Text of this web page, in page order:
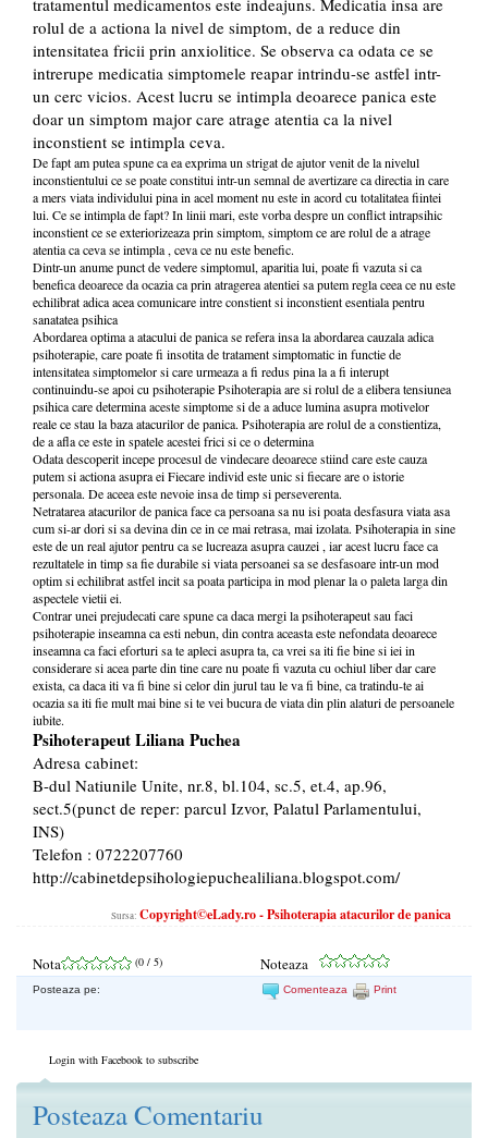
rolul de a actiona la nivel de simptom, de a reduce din
intensitatea fricii prin anxiolitice. Se observa ca odata ce se
intrerupe medicatia simptomele reapar intrindu-se astfel intr-
un cerc vicios. Acest lucru se intimpla deoarece panica este
doar un simptom major care atrage atentia ca la nivel
inconstient se intimpla ceva.
De fapt am putea spune ca ea exprima un strigat de ajutor venit de la nivelul
inconstientului ce se poate constitui intr-un semnal de avertizare ca directia in care
a mers viata individului pina in acel moment nu este in acord cu totalitatea fiintei
lui. Ce se intimpla de fapt? In linii mari, este vorba despre un conflict intrapsihic
inconstient ce se exteriorizeaza prin simptom, simptom ce are rolul de a atrage
atentia ca ceva se intimpla , ceva ce nu este benefic.
Dintr-un anume punct de vedere simptomul, aparitia lui, poate fi vazuta si ca
benefica deoarece da ocazia ca prin atragerea atentiei sa putem regla ceea ce nu este
echilibrat adica acea comunicare intre constient si inconstient esentiala pentru
sanatatea psihica
Abordarea optima a atacului de panica se refera insa la abordarea cauzala adica
psihoterapie, care poate fi insotita de tratament simptomatic in functie de
intensitatea simptomelor si care urmeaza a fi redus pina la a fi interupt
continuindu-se apoi cu psihoterapie Psihoterapia are si rolul de a elibera tensiunea
psihica care determina aceste simptome si de a aduce lumina asupra motivelor
reale ce stau la baza atacurilor de panica. Psihoterapia are rolul de a constientiza,
de a afla ce este in spatele acestei frici si ce o determina
Odata descoperit incepe procesul de vindecare deoarece stiind care este cauza
putem si actiona asupra ei Fiecare individ este unic si fiecare are o istorie
personala. De aceea este nevoie insa de timp si perseverenta.
Netratarea atacurilor de panica face ca persoana sa nu isi poata desfasura viata asa
cum si-ar dori si sa devina din ce in ce mai retrasa, mai izolata. Psihoterapia in sine
este de un real ajutor pentru ca se lucreaza asupra cauzei , iar acest lucru face ca
rezultatele in timp sa fie durabile si viata persoanei sa se desfasoare intr-un mod
optim si echilibrat astfel incit sa poata participa in mod plenar la o paleta larga din
aspectele vietii ei.
Contrar unei prejudecati care spune ca daca mergi la psihoterapeut sau faci
psihoterapie inseamna ca esti nebun, din contra aceasta este nefondata deoarece
inseamna ca faci eforturi sa te apleci asupra ta, ca vrei sa iti fie bine si iei in
considerare si acea parte din tine care nu poate fi vazuta cu ochiul liber dar care
exista, ca daca iti va fi bine si celor din jurul tau le va fi bine, ca tratindu-te ai
ocazia sa iti fie mult mai bine si te vei bucura de viata din plin alaturi de persoanele
iubite.
Psihoterapeut Liliana Puchea
Adresa cabinet:
B-dul Natiunile Unite, nr.8, bl.104, sc.5, et.4, ap.96,
sect.5(punct de reper: parcul Izvor, Palatul Parlamentului,
INS)
Telefon : 0722207760
http://cabinetdepsihologiepuchealiliana.blogspot.com/
Sursa: Copyright©eLady.ro - Psihoterapia atacurilor de panica
Nota (0 / 5) Noteaza
Posteaza pe: Comenteaza Print
Login with Facebook to subscribe
Posteaza Comentariu